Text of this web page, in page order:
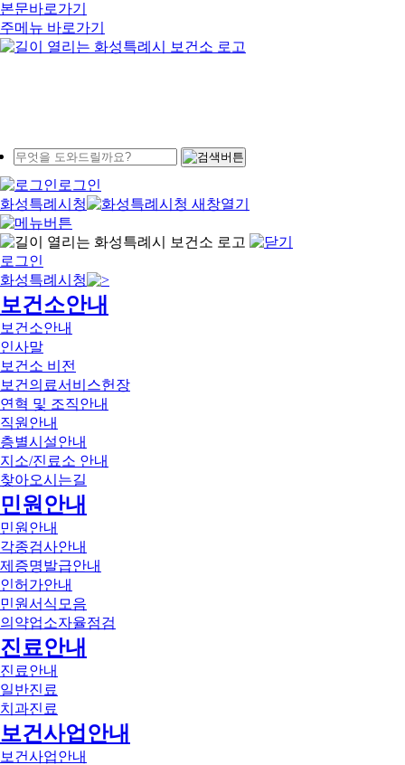
본문바로가기
주메뉴 바로가기
로그인
화성특례시청
로그인
화성특례시청
보건소안내
보건소안내
인사말
보건소 비전
보건의료서비스헌장
연혁 및 조직안내
직원안내
층별시설안내
지소/진료소 안내
찾아오시는길
민원안내
민원안내
각종검사안내
제증명발급안내
인허가안내
민원서식모음
의약업소자율점검
진료안내
진료안내
일반진료
치과진료
보건사업안내
보건사업안내